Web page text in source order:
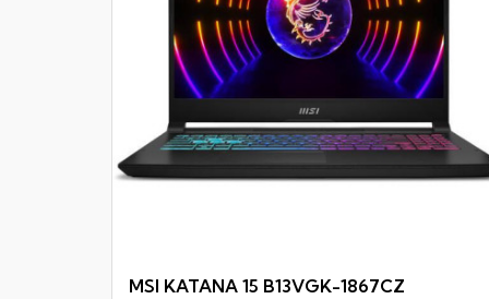
MSI KATANA 15 B13VGK-1867CZ